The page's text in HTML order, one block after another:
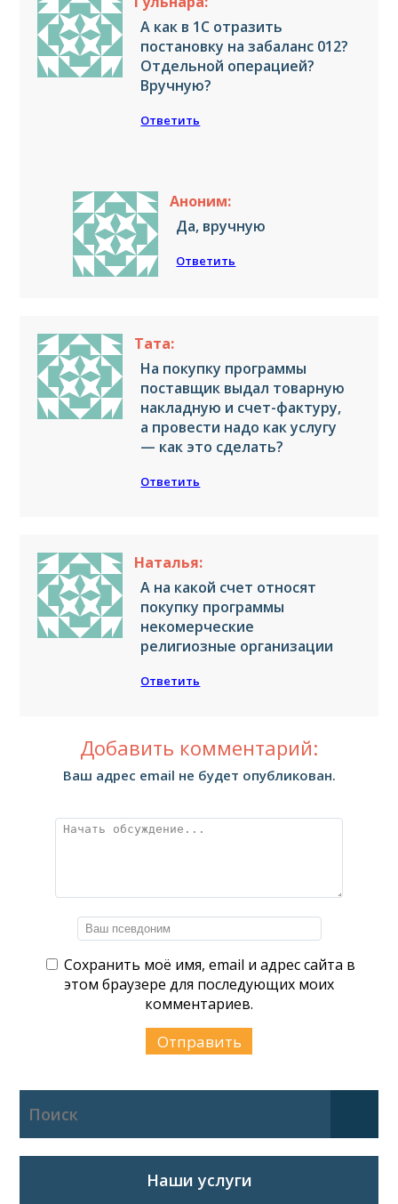
А как в 1С отразить
постановку на забаланс 012?
Отдельной операцией?
Вручную?
Ответить
Аноним:
Да, вручную
Ответить
Тата:
На покупку программы
поставщик выдал товарную
накладную и счет-фактуру,
а провести надо как услугу
— как это сделать?
Ответить
Наталья:
А на какой счет относят
покупку программы
некомерческие
религиозные организации
Ответить
Добавить комментарий:
Ваш адрес email не будет опубликован.
Сохранить моё имя, email и адрес сайта в
этом браузере для последующих моих
комментариев.
Наши услуги